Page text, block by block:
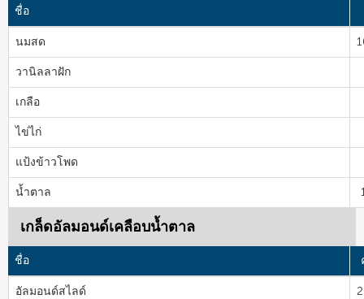
ชื่อ
นมสด
วานิลลาฝัก
เกลือ
ไข่ไก่
แป้งข้าวโพด
น้ำตาล
เกล็ดอัลมอนด์เคลือบน้ำตาล
ชื่อ
อัลมอนด์สไลด์